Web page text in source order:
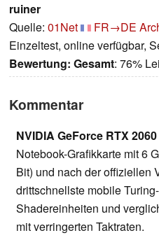
ruiner
Quelle: 01Net FR→DE
Einzeltest, online verfügbar,
Bewertung: Gesamt: 76%
Kommentar
NVIDIA GeForce RTX
Notebook-Grafikkarte mit 6
Bit) und nach der offiziellen
drittschnellste mobile
Shadereinheiten und
mit verringerten Taktraten.